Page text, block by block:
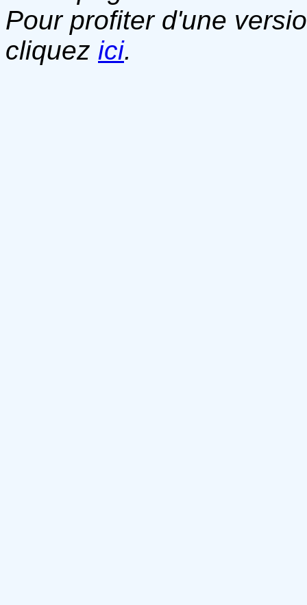
Pour profiter d'une
cliquez ici.